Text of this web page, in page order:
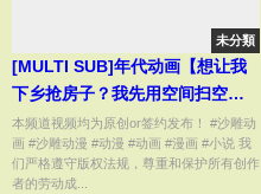
未分類
[MULTI SUB]年代动画【想让我
下乡抢房子？我先用空间扫空家
当】宿主你好，我是发家致富系
统#SDQM #沙雕轻漫
本频道视频均为原创or签约发布！ #沙雕动
画 #沙雕动漫 #动漫 #动画 #漫画 #小说 我
们严格遵守版权法规，尊重和保护所有创作
者的劳动成...